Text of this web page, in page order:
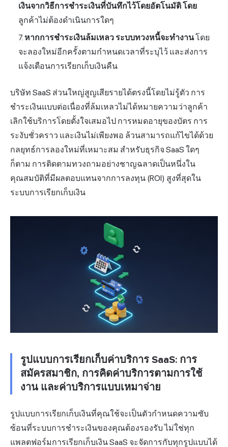
เงินจากวิธีการชำระเงินที่บันทึกไว้โดยอัตโนมัติ โดย
ลูกค้าไม่ต้องดำเนินการใดๆ
หากการชำระเงินล้มเหลว ระบบทวงหนี้จะทำงานโดย
จะลองใหม่อีกครั้งตามกำหนดเวลาที่ระบุไว้ และส่งการ
แจ้งเตือนการเรียกเก็บเงินคืน
บริษัท SaaS ส่วนใหญ่สูญเสียรายได้ตรงนี้โดยไม่รู้ตัว การ
ชำระเงินแบบต่อเนื่องที่ล้มเหลวไม่ได้หมายความว่าลูกค้า
เลิกใช้บริการโดยตั้งใจเสมอไป การหมดอายุของบัตร การ
ระงับชั่วคราว และเงินไม่เพียงพอ ล้วนสามารถแก้ไขได้ด้วย
กลยุทธ์การลองใหม่ที่เหมาะสม สำหรับธุรกิจ SaaS ใดๆ
ก็ตาม การติดตามทวงถามอย่างชาญฉลาดเป็นหนึ่งใน
คุณสมบัติที่มีผลตอบแทนจากการลงทุน (ROI) สูงที่สุดใน
ระบบการเรียกเก็บเงิน
รูปแบบการเรียกเก็บค่าบริการ SaaS: การ
สมัครสมาชิก, การคิดค่าบริการตามการใช้
งาน และค่าบริการแบบเหมาจ่าย
รูปแบบการเรียกเก็บเงินที่คุณใช้จะเป็นตัวกำหนดความซับ
ซ้อนที่ระบบการชำระเงินของคุณต้องรองรับ ไม่ใช่ทุก
แพลตฟอร์มการเรียกเก็บเงิน SaaS จะจัดการกับทุกรูปแบบได้